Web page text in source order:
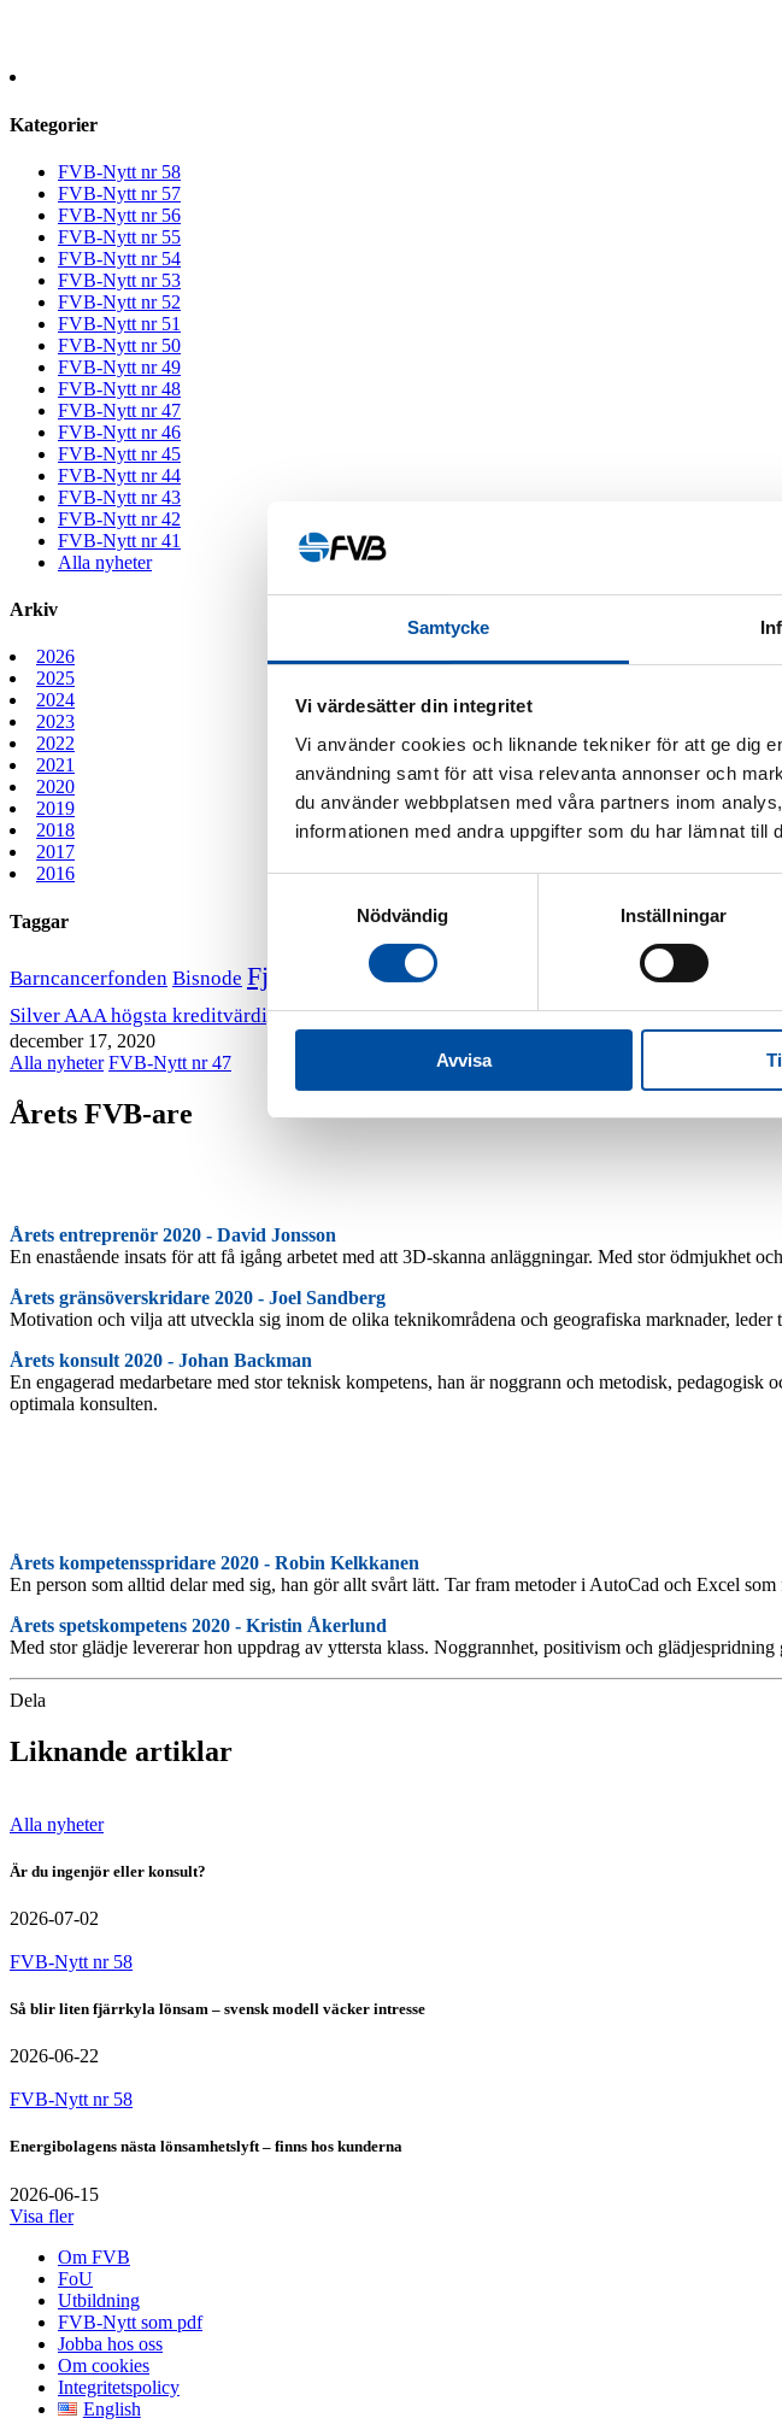
Samtycke
Vi värdesätter din integritet
Vi använder cookies och liknande tekniker för att ge dig
användning samt för att visa relevanta annonser och
du använder webbplatsen med våra partners inom
informationen med andra uppgifter som du har lämnat
Nödvändig
Inställningar
Avvisa
Kategorier
FVB-Nytt nr 58
FVB-Nytt nr 57
FVB-Nytt nr 56
FVB-Nytt nr 55
FVB-Nytt nr 54
FVB-Nytt nr 53
FVB-Nytt nr 52
FVB-Nytt nr 51
FVB-Nytt nr 50
FVB-Nytt nr 49
FVB-Nytt nr 48
FVB-Nytt nr 47
FVB-Nytt nr 46
FVB-Nytt nr 45
FVB-Nytt nr 44
FVB-Nytt nr 43
FVB-Nytt nr 42
FVB-Nytt nr 41
Alla nyheter
Arkiv
2026
2025
2024
2023
2022
2021
2020
2019
2018
2017
2016
Taggar
Barncancerfonden Bisnode Fjärrvärmekurs FVB stödjer Barncancerfonden Jobba
Silver AAA högsta kreditvärdighet VD har ordet
december 17, 2020
Alla nyheter FVB-Nytt nr 47
Årets FVB-are
Årets entreprenör 2020 - David Jonsson
En enastående insats för att få igång arbetet med att 3D-skanna anläggningar. Med stor ödmjukhet
Årets gränsöverskridare 2020 - Joel Sandberg
Motivation och vilja att utveckla sig inom de olika teknikområdena och geografiska marknader,
Årets konsult 2020 - Johan Backman
En engagerad medarbetare med stor teknisk kompetens, han är noggrann och metodisk,
optimala konsulten.
Årets kompetensspridare 2020 - Robin Kelkkanen
En person som alltid delar med sig, han gör allt svårt lätt. Tar fram metoder i AutoCad och Excel
Årets spetskompetens 2020 - Kristin Åkerlund
Med stor glädje levererar hon uppdrag av yttersta klass. Noggrannhet, positivism och
Dela
Liknande artiklar
Alla nyheter
Är du ingenjör eller konsult?
2026-07-02
FVB-Nytt nr 58
Så blir liten fjärrkyla lönsam – svensk modell väcker intresse
2026-06-22
FVB-Nytt nr 58
Energibolagens nästa lönsamhetslyft – finns hos kunderna
2026-06-15
Visa fler
Om FVB
FoU
Utbildning
FVB-Nytt som pdf
Jobba hos oss
Om cookies
Integritetspolicy
English